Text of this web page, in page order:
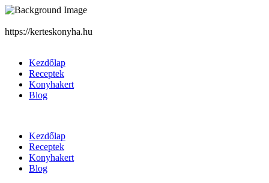
https://kerteskonyha.hu
Kezdőlap
Receptek
Konyhakert
Blog
Kezdőlap
Receptek
Konyhakert
Blog